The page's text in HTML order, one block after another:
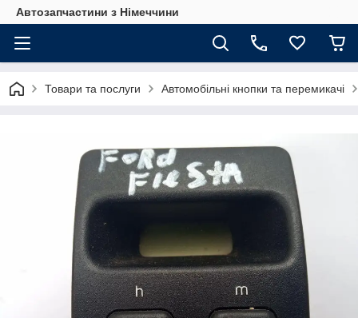
Автозапчастини з Німеччини
Товари та послуги Автомобільні кнопки та перемикачі